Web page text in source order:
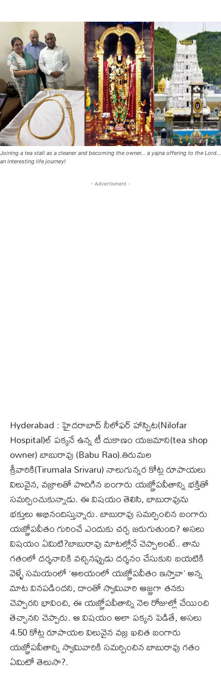
Joining a tea stall as a cleaner and becoming the owner... a yajna offering to the Lord...
an interesting life journey!
- Advertisment -
Hyderabad : హైదరాబాద్ నీలోఫర్ హాస్పిట(Nilofar
Hospital)ల్ పక్కనే ఉన్న టీ దుకాణం యజమాని(tea shop
owner) బాబురావు (Babu Rao).తిరుమల
శ్రీవారికి(Tirumala Srivaru) నాలుగున్నర కోట్ల రూపాయలు
విలువైన, వజ్రాలతో పొదిగిన బంగారు యజ్ఞోపవీతాన్ని భక్తితో
సమర్పించుకున్నాడు. ఈ విషయం తెలిసి, బాబురావును
భక్తులు అభినందిస్తున్నారు. బాబురావు సమర్పించిన బంగారు
యజ్ఞోపవీతం గురించే ఎందుకు చర్చ జరుగుతుంది? అసలు
విషయం ఏమిటి?బాబురావు మాటల్లోనే చెప్పాలంటే.. తాను
గతంలో దర్శనానికి వచ్చినప్పుడు దర్శనం చేసుకుని బయటికి
వెళ్ళే సమయంలో ‘ఆలయంలో యజ్ఞోపవీతం ఇస్తావా’ అన్న
మాట వినపడిందని, దాంతో స్వామివారి ఆజ్ఞగా తనకు
చెప్పారని భావించి, ఈ యజ్ఞోపవీతాన్ని నెల రోజుల్లో చేయించి
తెచ్చానని చెప్పారు. ఆ విషయం అలా పక్కన పెడితే, అసలు
4.50 కోట్ల రూపాయల విలువైన వజ్ర ఖచిత బంగారు
యజ్ఞోపవీతాన్ని స్వామివారికి సమర్పించిన బాబురావు గతం
ఏమిటో తెలుసా?.